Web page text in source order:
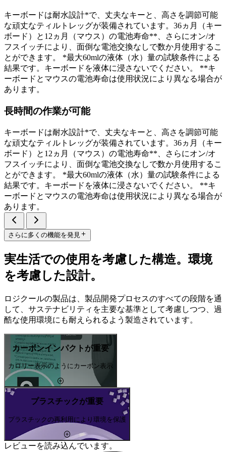
キーボードは耐水設計*で、丈夫なキーと、高さを調節可能
な頑丈なティルトレッグが装備されています。36ヵ月（キー
ボード）と12ヵ月（マウス）の電池寿命**、さらにオン/オ
フスイッチにより、面倒な電池交換なしで数か月使用するこ
とができます。 *最大60mlの液体（水）量の試験条件による
結果です。キーボードを液体に浸さないでください。 **キ
ーボードとマウスの電池寿命は使用状況により異なる場合が
あります。
長時間の作業が可能
キーボードは耐水設計*で、丈夫なキーと、高さを調節可能
な頑丈なティルトレッグが装備されています。36ヵ月（キー
ボード）と12ヵ月（マウス）の電池寿命**、さらにオン/オ
フスイッチにより、面倒な電池交換なしで数か月使用するこ
とができます。 *最大60mlの液体（水）量の試験条件による
結果です。キーボードを液体に浸さないでください。 **キ
ーボードとマウスの電池寿命は使用状況により異なる場合が
あります。
さらに多くの機能を発見
実生活での使用を考慮した構造。環境
を考慮した設計。
ロジクールの製品は、製品開発プロセスのすべての段階を通
して、サステナビリティを主要な基準として考慮しつつ、過
酷な使用環境にも耐えられるよう製造されています。
カーボンインパクトが重要
カロリー表示のようにカーボン表示
プラスチックが重要
プラスチックの再利用により環境を保護
レビューを読み込んでいます。